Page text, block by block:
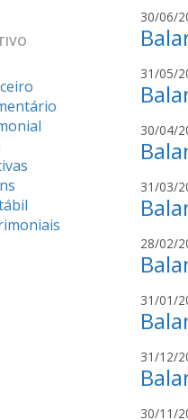
30/06/
31/05/
30/04/
31/03/
28/02/
31/01/
31/12/
30/11/